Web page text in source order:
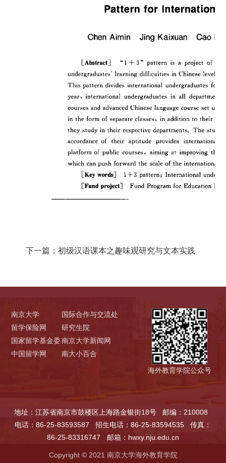
下一篇： 初级汉语课本之趣味观研究与文本实践
南京大学
留学保险网
国家留学基金委
中国留学网
国际合作与交流处
研究生院
南京大学新闻网
南大小百合
海外教育学院公众号
地址：江苏省南京市鼓楼区上海路金银街18号
邮编：210008
电话：86-25-83593587
招生电话：86-25-83594535
传真：
86-25-83316747
邮箱：hwxy.nju.edu.cn
Copyright © 2021 南京大学海外教育学院